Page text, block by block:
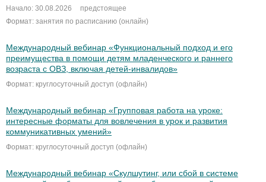
Начало: 30.08.2026
предстоящее
Формат: занятия по расписанию (онлайн)
Международный вебинар «Функциональный подход и его
преимущества в помощи детям младенческого и раннего
возраста с ОВЗ, включая детей-инвалидов»
Формат: круглосуточный доступ (офлайн)
Международный вебинар «Групповая работа на уроке:
интересные форматы для вовлечения в урок и развития
коммуникативных умений»
Формат: круглосуточный доступ (офлайн)
Международный вебинар «Скулшутинг, или сбой в системе